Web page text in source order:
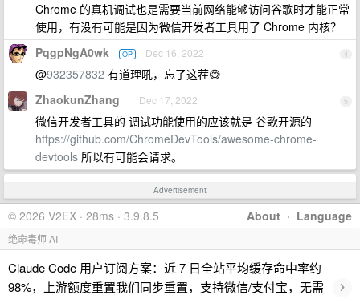
Chrome 的真机调试也是需要当前网络能够访问谷歌时才能正常
使用，有没有可能是因为微信开发者工具用了 Chrome 内核？
4
PqgpNgA0wk OP Dec 16, 2022
@932357832 有道理吼，忘了这茬😅
5
ZhaokunZhang Dec 17, 2022
微信开发者工具的 调试功能使用的应该就是 谷歌开源的
https://github.com/ChromeDevTools/awesome-chrome-
devtools 所以有可能会请求。
Advertisement
About · Language
© 2026 V2EX · 28ms · 3.9.8.5
绝命毒师 AI
Claude Code 用户订阅方案：近 7 日全站平均缓存命中率约
98%，上游额度重置我们同步重置，支持微信/支付宝，无需
›